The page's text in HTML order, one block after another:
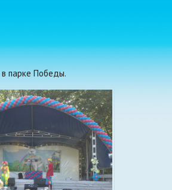
парке Победы.